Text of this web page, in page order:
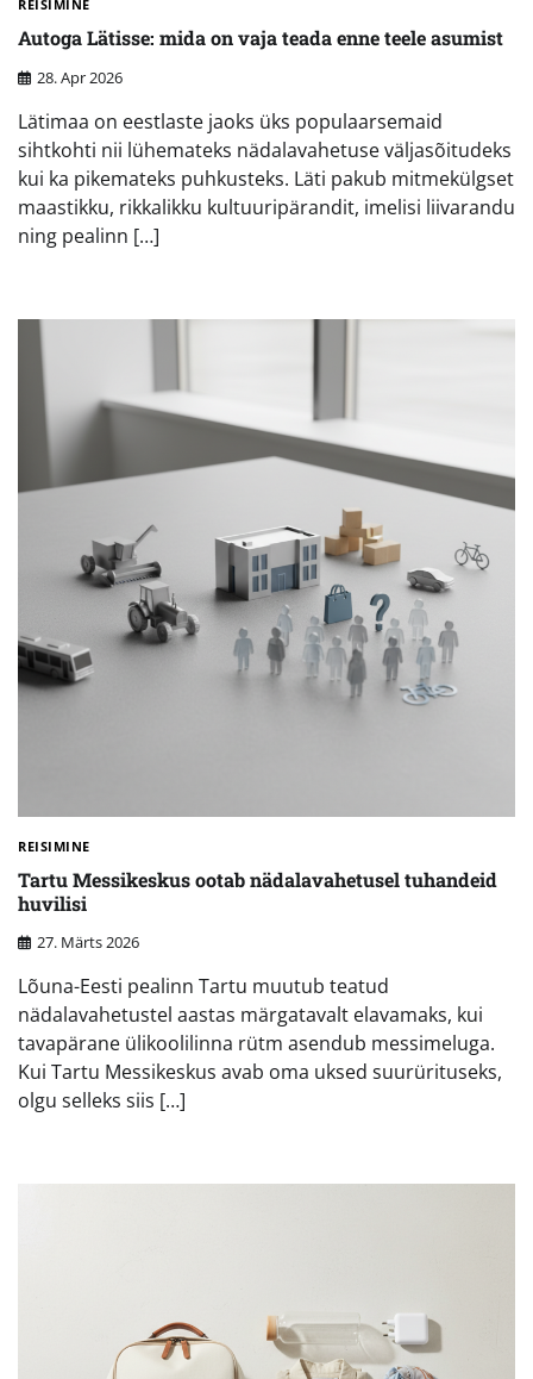
REISIMINE
Autoga Lätisse: mida on vaja teada enne teele asumist
28. Apr 2026
Lätimaa on eestlaste jaoks üks populaarsemaid
sihtkohti nii lühemateks nädalavahetuse väljasõitudeks
kui ka pikemateks puhkusteks. Läti pakub mitmekülgset
maastikku, rikkalikku kultuuripärandit, imelisi liivarandu
ning pealinn […]
REISIMINE
Tartu Messikeskus ootab nädalavahetusel tuhandeid
huvilisi
27. Märts 2026
Lõuna-Eesti pealinn Tartu muutub teatud
nädalavahetustel aastas märgatavalt elavamaks, kui
tavapärane ülikoolilinna rütm asendub messimeluga.
Kui Tartu Messikeskus avab oma uksed suurürituseks,
olgu selleks siis […]